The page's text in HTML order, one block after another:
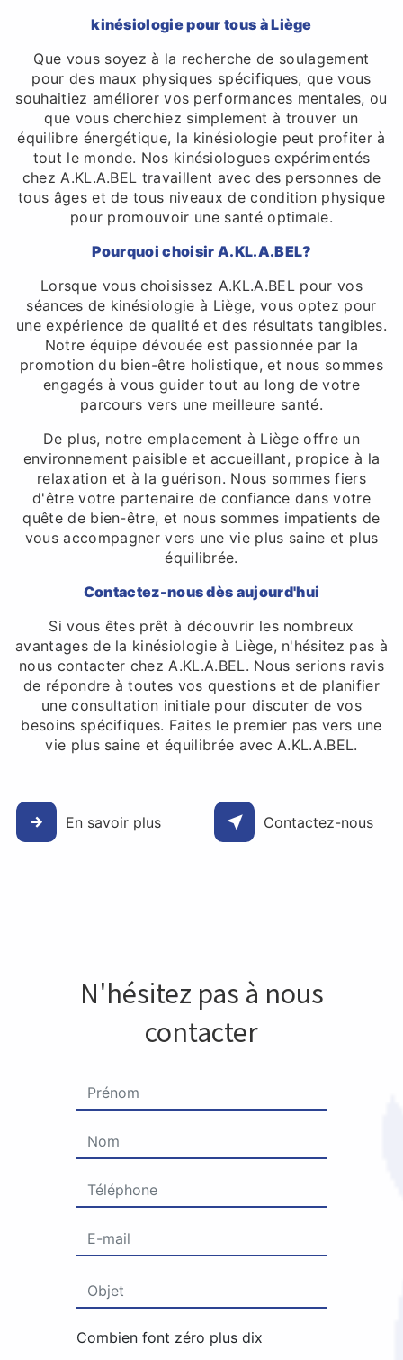
kinésiologie pour tous à Liège
Que vous soyez à la recherche de soulagement
pour des maux physiques spécifiques, que vous
souhaitiez améliorer vos performances mentales, ou
que vous cherchiez simplement à trouver un
équilibre énergétique, la kinésiologie peut profiter à
tout le monde. Nos kinésiologues expérimentés
chez A.KL.A.BEL travaillent avec des personnes de
tous âges et de tous niveaux de condition physique
pour promouvoir une santé optimale.
Pourquoi choisir A.KL.A.BEL?
Lorsque vous choisissez A.KL.A.BEL pour vos
séances de kinésiologie à Liège, vous optez pour
une expérience de qualité et des résultats tangibles.
Notre équipe dévouée est passionnée par la
promotion du bien-être holistique, et nous sommes
engagés à vous guider tout au long de votre
parcours vers une meilleure santé.
De plus, notre emplacement à Liège offre un
environnement paisible et accueillant, propice à la
relaxation et à la guérison. Nous sommes fiers
d'être votre partenaire de confiance dans votre
quête de bien-être, et nous sommes impatients de
vous accompagner vers une vie plus saine et plus
équilibrée.
Contactez-nous dès aujourd'hui
Si vous êtes prêt à découvrir les nombreux
avantages de la kinésiologie à Liège, n'hésitez pas à
nous contacter chez A.KL.A.BEL. Nous serions ravis
de répondre à toutes vos questions et de planifier
une consultation initiale pour discuter de vos
besoins spécifiques. Faites le premier pas vers une
vie plus saine et équilibrée avec A.KL.A.BEL.
En savoir plus Contactez-nous
N'hésitez pas à nous
contacter
Combien font zéro plus dix